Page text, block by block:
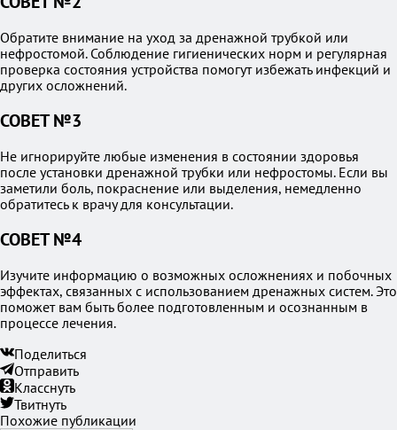
Обратите внимание на уход за дренажной трубкой или
нефростомой. Соблюдение гигиенических норм и регулярная
проверка состояния устройства помогут избежать инфекций и
других осложнений.
СОВЕТ №3
Не игнорируйте любые изменения в состоянии здоровья
после установки дренажной трубки или нефростомы. Если вы
заметили боль, покраснение или выделения, немедленно
обратитесь к врачу для консультации.
СОВЕТ №4
Изучите информацию о возможных осложнениях и побочных
эффектах, связанных с использованием дренажных систем. Это
поможет вам быть более подготовленным и осознанным в
процессе лечения.
Поделиться
Отправить
Класснуть
Твитнуть
Похожие публикации